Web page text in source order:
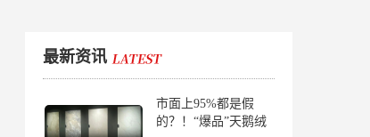
最新资讯
市面上95%都是假
的？！“爆品”天鹅绒